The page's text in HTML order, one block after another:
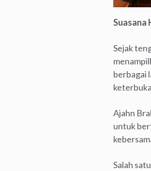
Suasana
Sejak
berbagai
Ajahn
untuk
Salah